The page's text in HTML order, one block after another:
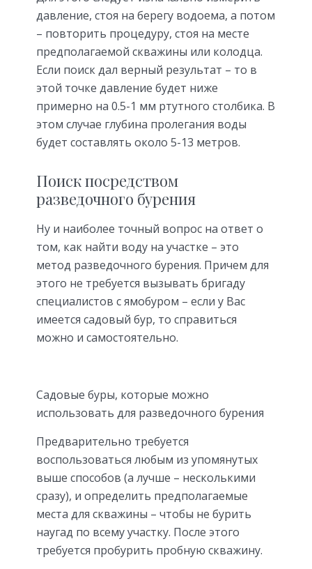
давление, стоя на берегу водоема, а потом
– повторить процедуру, стоя на месте
предполагаемой скважины или колодца.
Если поиск дал верный результат – то в
этой точке давление будет ниже
примерно на 0.5-1 мм ртутного столбика. В
этом случае глубина пролегания воды
будет составлять около 5-13 метров.
Поиск посредством
разведочного бурения
Ну и наиболее точный вопрос на ответ о
том, как найти воду на участке – это
метод разведочного бурения. Причем для
этого не требуется вызывать бригаду
специалистов с ямобуром – если у Вас
имеется садовый бур, то справиться
можно и самостоятельно.
Садовые буры, которые можно
использовать для разведочного бурения
Предварительно требуется
воспользоваться любым из упомянутых
выше способов (а лучше – несколькими
сразу), и определить предполагаемые
места для скважины – чтобы не бурить
наугад по всему участку. После этого
требуется пробурить пробную скважину.